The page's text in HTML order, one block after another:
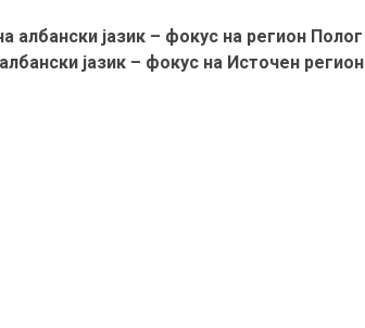
албански јазик – фокус на регион Полог
јазик – фокус на Источен регион